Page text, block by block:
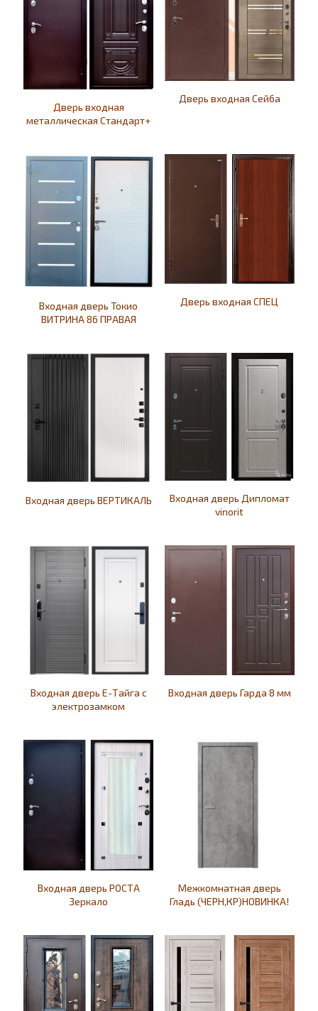
Дверь входная
металлическая Стандарт+
Дверь входная Сейба
Входная дверь Токио
ВИТРИНА 86 ПРАВАЯ
Дверь входная СПЕЦ
Входная дверь ВЕРТИКАЛЬ
Входная дверь Дипломат
vinorit
Входная дверь Е-Тайга с
электрозамком
Входная дверь Гарда 8 мм
Входная дверь РОСТА
Зеркало
Межкомнатная дверь
Гладь (ЧЕРН,КР)НОВИНКА!